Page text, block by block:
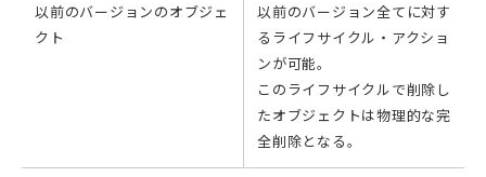
以前のバージョンのオブジェ
クト
以前のバージョン全てに対す
るライフサイクル・アクショ
ンが可能。
このライフサイクルで削除し
たオブジェクトは物理的な完
全削除となる。